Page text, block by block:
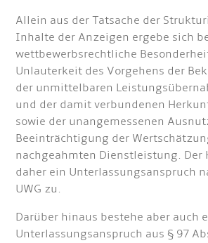
Allein aus der Tatsache der
Inhalte der Anzeigen ergebe sich
wettbewerbsrechtliche
Unlauterkeit des Vorgehens der
der unmittelbaren
und der damit verbundenen
sowie der unangemessenen
Beeinträchtigung der
nachgeahmten Dienstleistung. Der
daher ein Unterlassungsanspruch
UWG zu.
Darüber hinaus bestehe aber auch
Unterlassungsanspruch aus § 97